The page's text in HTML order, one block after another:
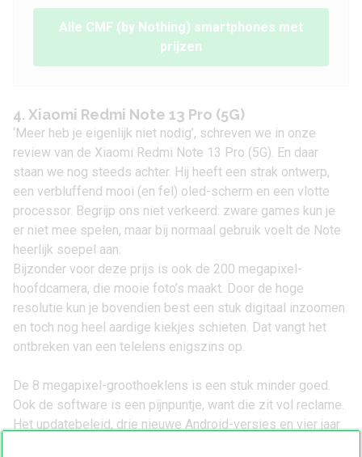
Alle CMF (by Nothing) smartphones met
prijzen
4. Xiaomi Redmi Note 13 Pro (5G)
‘Meer heb je eigenlijk niet nodig’, schreven we in onze
review van de Xiaomi Redmi Note 13 Pro (5G). En daar
staan we nog steeds achter. Hij heeft een strak ontwerp,
een verbluffend mooi (en fel) oled-scherm en een vlotte
processor. Begrijp ons niet verkeerd: zware games kun je
er niet mee spelen, maar bij normaal gebruik voelt de Note
heerlijk soepel aan.
Bijzonder voor deze prijs is ook de 200 megapixel-
hoofdcamera, die mooie foto’s maakt. Door de hoge
resolutie kun je bovendien best een stuk digitaal inzoomen
en toch nog heel aardige kiekjes schieten. Dat vangt het
ontbreken van een telelens enigszins op.
De 8 megapixel-groothoeklens is een stuk minder goed.
Ook de software is een pijnpuntje, want die zit vol reclame.
Het updatebeleid, drie nieuwe Android-versies en vier jaar